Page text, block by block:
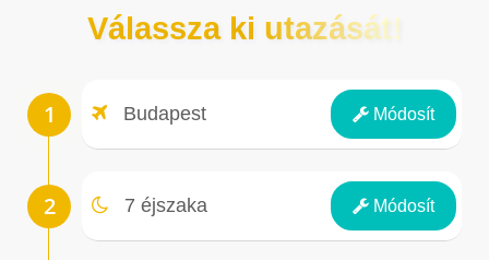
Válassza ki utazását!
Budapest Módosít
Repülőtér
7 éjszaka Módosít
Éjszakák